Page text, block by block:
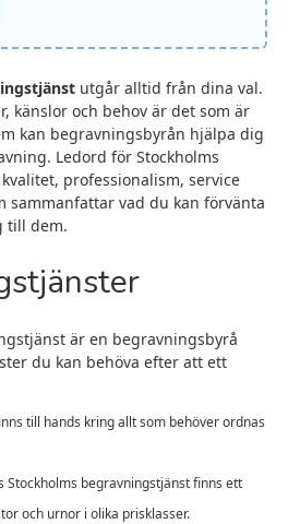
utgår alltid från dina val.
känslor och behov är det som är
kan begravningsbyrån hjälpa dig
Ledord för Stockholms
professionalism, service
sammanfattar vad du kan förvänta
till dem.
är en begravningsbyrå
du kan behöva efter att ett
till hands kring allt som behöver ordnas
Stockholms begravningstjänst finns ett
och urnor i olika prisklasser.